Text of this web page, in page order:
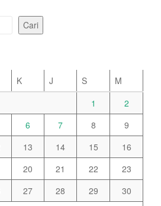
Cari
K J S
M
1
2
6 7 8
9
13 14 15
16
20 21 22
23
27 28 29
30